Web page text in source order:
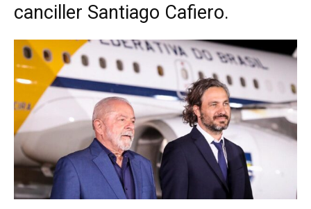
canciller Santiago Cafiero.